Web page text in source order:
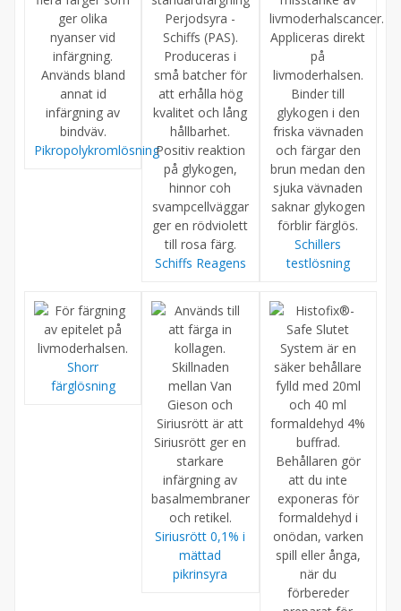
Pikropolykromlösning
Schiffs Reagens
Schillers
testlösning
Shorr
färglösning
Siriusrött 0,1% i
mättad
pikrinsyra